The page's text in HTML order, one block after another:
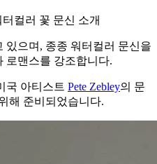
터컬러 꽃 문신 소개
있으며, 종종 워터컬러 문신을
로맨스를 강조합니다.
국 아티스트 Pete Zebley의 문
해 준비되었습니다.